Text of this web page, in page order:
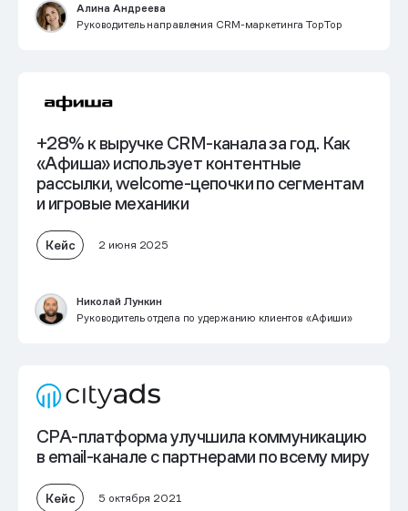
Алина Андреева
Руководитель направления CRM-маркетинга TopTop
+28% к выручке CRM-каналаза год. Как
«Афиша» использует контентные
рассылки, welcome-цепочки по сегментам
и игровые механики
Кейс 2 июня 2025
Николай Лункин
Руководитель отдела по удержанию клиентов «Афиши»
CPA-платформа улучшила коммуникацию
в email-канале с партнерами по всему миру
Кейс 5 октября 2021